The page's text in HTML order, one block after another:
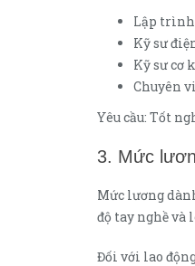
Lập trình
Kỹ sư
Kỹ sư cơ
Chuyên
Yêu cầu: Tốt
3. Mức
Mức lương
độ tay nghề và
Đối với lao